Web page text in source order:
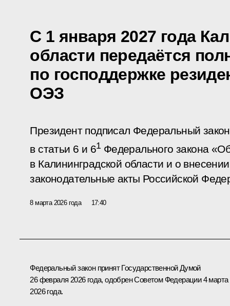
С 1 января 2027 года
области передаётся
по господдержке
ОЭЗ
Президент подписал Федеральный
в статьи 6 и 61Федерального закона
в Калининградской области и о
законодательные акты Российской
8 марта 2026 года 17:40
Федеральный закон принят Государственной Думой
26 февраля 2026 года, одобрен Советом Федерации 4 марта
2026 года.